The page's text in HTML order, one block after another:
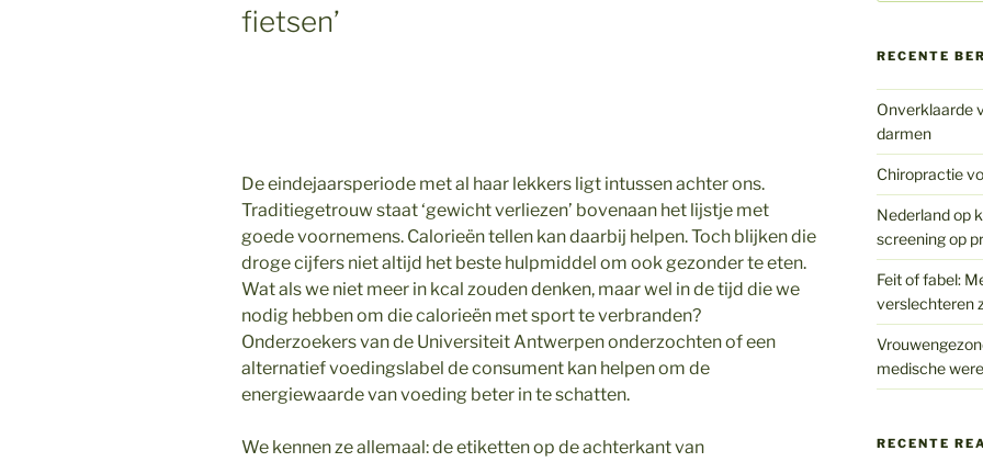
fietsen’
De eindejaarsperiode met al haar lekkers ligt intussen achter ons.
Traditiegetrouw staat ‘gewicht verliezen’ bovenaan het lijstje met
goede voornemens. Calorieën tellen kan daarbij helpen. Toch blijken die
droge cijfers niet altijd het beste hulpmiddel om ook gezonder te eten.
Wat als we niet meer in kcal zouden denken, maar wel in de tijd die we
nodig hebben om die calorieën met sport te verbranden?
Onderzoekers van de Universiteit Antwerpen onderzochten of een
alternatief voedingslabel de consument kan helpen om de
energiewaarde van voeding beter in te schatten.
We kennen ze allemaal: de etiketten op de achterkant van
RECENTE
Onverklaarde
darmen
Chiropractie
Nederland op
screening op
Feit of fabel:
verslechteren
medische
RECENTE